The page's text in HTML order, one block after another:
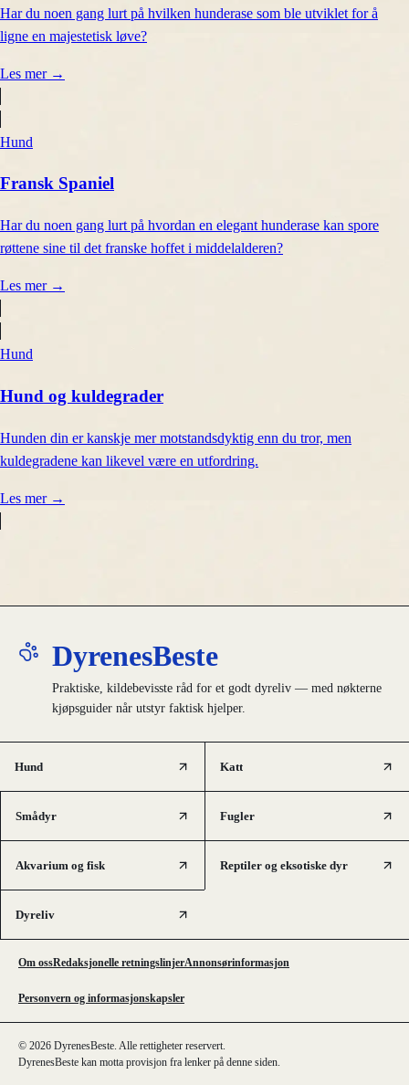
Har du noen gang lurt på hvilken hunderase som ble utviklet for å
ligne en majestetisk løve?
Les mer →
Hund
Fransk Spaniel
Har du noen gang lurt på hvordan en elegant hunderase kan spore
røttene sine til det franske hoffet i middelalderen?
Les mer →
Hund
Hund og kuldegrader
Hunden din er kanskje mer motstandsdyktig enn du tror, men
kuldegradene kan likevel være en utfordring.
Les mer →
DyrenesBeste
Praktiske, kildebevisste råd for et godt dyreliv — med nøkterne
kjøpsguider når utstyr faktisk hjelper.
Hund Katt
Smådyr Fugler
Akvarium og fisk Reptiler og eksotiske dyr
Dyreliv
Om ossRedaksjonelle retningslinjerAnnonsørinformasjon
Personvern og informasjonskapsler
© 2026 DyrenesBeste. Alle rettigheter reservert.
DyrenesBeste kan motta provisjon fra lenker på denne siden.